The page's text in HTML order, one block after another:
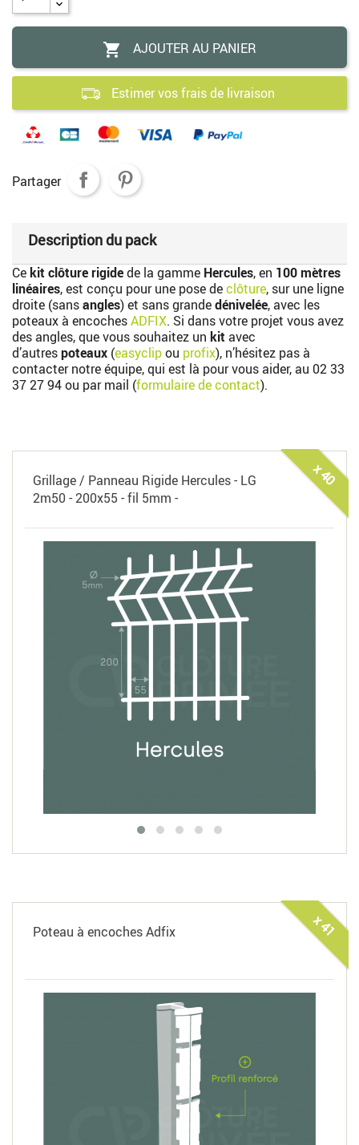
 AJOUTER AU PANIER
Estimer vos frais de livraison
Partager
Description du pack
Cekit clôture rigidede la gamme Hercules, en 100 mètres
linéaires, est conçu pour une pose declôture, sur une ligne
droite (sansangles) et sans grandedénivelée, avec les
poteaux à encochesADFIX. Si dans votre projet vous avez
des angles, que vous souhaitez un kit avec
d’autrespoteaux (easyclipou profix), n’hésitez pas à
contacter notre équipe, qui est là pour vous aider, au 02 33
37 27 94ou par mail (formulaire de contact).
x 40
Grillage / Panneau Rigide Hercules - LG
2m50 - 200x55 - fil 5mm -
x 41
Poteau à encoches Adfix